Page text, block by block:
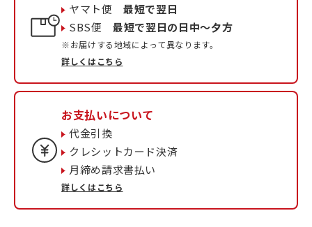
ヤマト便最短で翌日
SBS便最短で翌日の日中〜夕方
※お届けする地域によって異なります。
詳しくはこちら
お支払いについて
代金引換
クレシットカード決済
月締め請求書払い
詳しくはこちら